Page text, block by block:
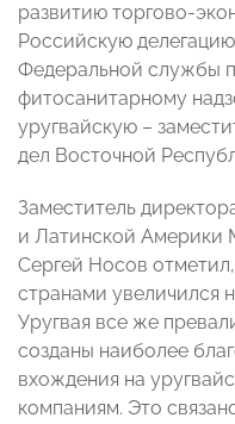
развитию торгово-
Российскую
Федеральной службы
фитосанитарному
уругвайскую –
дел Восточной
Заместитель
и Латинской Америки
Сергей Носов
странами увеличился
Уругвая все же
созданы наиболее
вхождения на
компаниям. Это